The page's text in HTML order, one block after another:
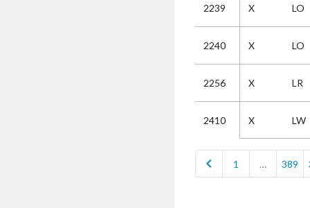
2239 X LO
2240 X LO
2256 X LR
2410 X LW
chevron_left 1 … 389